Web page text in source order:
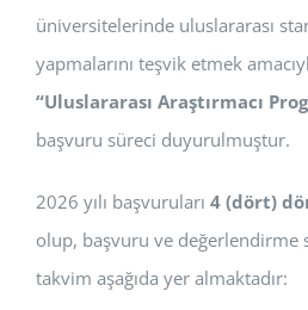
üniversitelerinde uluslararası
yapmalarını teşvik etmek
“Uluslararası Araştırmacı
başvuru süreci duyurulmuştur.
2026 yılı başvuruları 4 (dört)
olup, başvuru ve değerlendirme
takvim aşağıda yer almaktadır: